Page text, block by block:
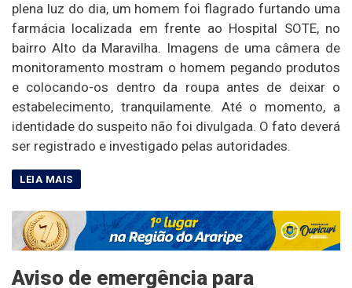
plena luz do dia, um homem foi flagrado furtando uma
farmácia localizada em frente ao Hospital SOTE, no
bairro Alto da Maravilha. Imagens de uma câmera de
monitoramento mostram o homem pegando produtos
e colocando-os dentro da roupa antes de deixar o
estabelecimento, tranquilamente. Até o momento, a
identidade do suspeito não foi divulgada. O fato deverá
ser registrado e investigado pelas autoridades.
Aviso de emergência para